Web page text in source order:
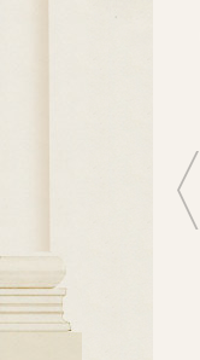
сезон!